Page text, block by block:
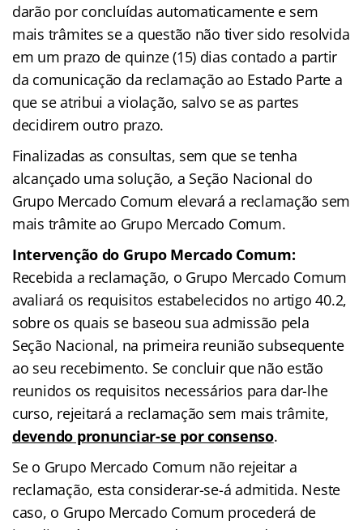
darão por concluídas automaticamente e sem
mais trâmites se a questão não tiver sido resolvida
em um prazo de quinze (15) dias contado a partir
da comunicação da reclamação ao Estado Parte a
que se atribui a violação, salvo se as partes
decidirem outro prazo.
Finalizadas as consultas, sem que se tenha
alcançado uma solução, a Seção Nacional do
Grupo Mercado Comum elevará a reclamação sem
mais trâmite ao Grupo Mercado Comum.
Intervenção do Grupo Mercado Comum:
Recebida a reclamação, o Grupo Mercado Comum
avaliará os requisitos estabelecidos no artigo 40.2,
sobre os quais se baseou sua admissão pela
Seção Nacional, na primeira reunião subsequente
ao seu recebimento. Se concluir que não estão
reunidos os requisitos necessários para dar-lhe
curso, rejeitará a reclamação sem mais trâmite,
devendo pronunciar-se por consenso.
Se o Grupo Mercado Comum não rejeitar a
reclamação, esta considerar-se-á admitida. Neste
caso, o Grupo Mercado Comum procederá de